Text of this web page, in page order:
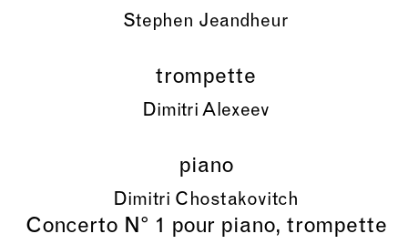
Stephen Jeandheur
trompette
Dimitri Alexeev
piano
Dimitri Chostakovitch
Concerto N° 1 pour piano, trompette